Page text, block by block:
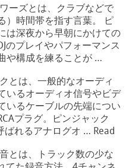
ーズとは、クラブなどで
）時間帯を指す言葉。 ピ
は深夜から早朝にかけての
のプレイやパフォーマンス
や構成を練ることが …
とは、一般的なオーディ
いるオーディオ信号やビデ
いるケーブルの先端につい
プラグ。ピンジャック
ばれるアナログオ … Read
とは、トラック数の少な